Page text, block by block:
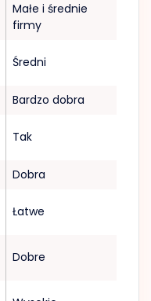
Małe i średnie
firmy
Średni
Bardzo dobra
Tak
Dobra
Łatwe
Dobre